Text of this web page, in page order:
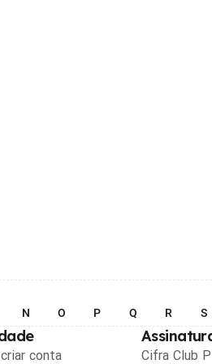
N O P Q R S
conta Cifra Club